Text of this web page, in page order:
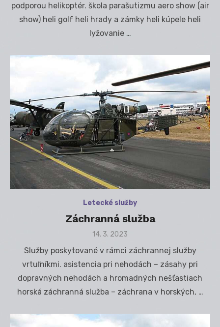
podporou helikoptér. škola parašutizmu aero show (air
show) heli golf heli hrady a zámky heli kúpele heli
lyžovanie …
Letecké služby
Záchranná služba
Posted
14. 3. 2023
Služby poskytované v rámci záchrannej služby
vrtuľníkmi. asistencia pri nehodách – zásahy pri
dopravných nehodách a hromadných nešťastiach
horská záchranná služba – záchrana v horských, …